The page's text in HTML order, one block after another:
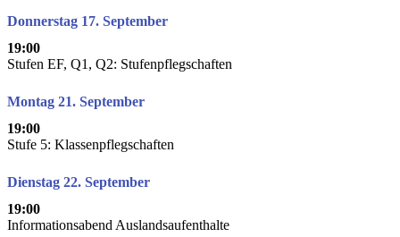
Donnerstag 17. September
19:00
Stufen EF, Q1, Q2: Stufenpflegschaften
Montag 21. September
19:00
Stufe 5: Klassenpflegschaften
Dienstag 22. September
19:00
Informationsabend Auslandsaufenthalte